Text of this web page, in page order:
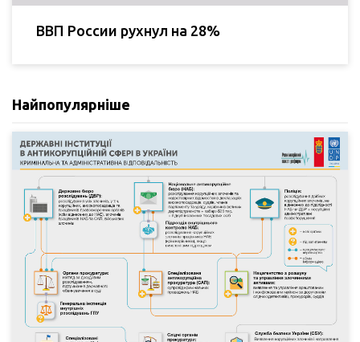
ВВП России рухнул на 28%
Найпопулярніше